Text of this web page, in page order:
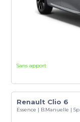
Sans apport
Renault Clio 6
Essence | B.Manuelle | 5p